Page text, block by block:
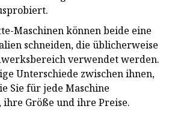
Maschinen können beide eine
schneiden, die üblicherweise
verwendet werden.
Unterschiede zwischen ihnen,
Sie für jede Maschine
ihre Größe und ihre Preise.